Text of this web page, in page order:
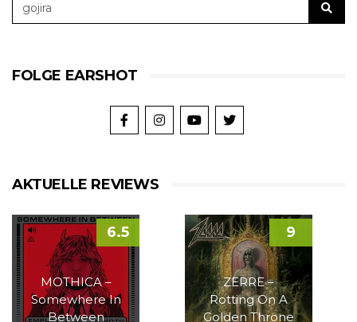
FOLGE EARSHOT
AKTUELLE REVIEWS
MOTHICA –
Somewhere In
Between
6.5
ZERRE –
Rotting On A
Golden Throne
9